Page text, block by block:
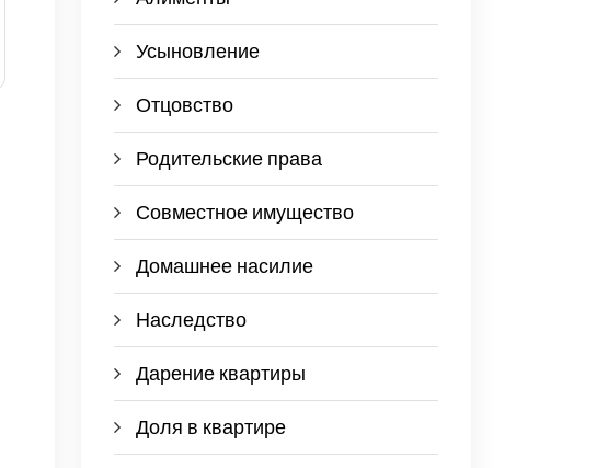
Усыновление
Отцовство
Родительские права
Совместное имущество
Домашнее насилие
Наследство
Дарение квартиры
Доля в квартире